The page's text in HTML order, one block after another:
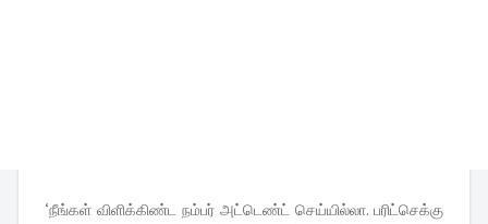
‘நீங்கள் விளிக்கிண்ட நம்பர் அட்டெண்ட் செய்யில்லா. பரிட்செக்கு